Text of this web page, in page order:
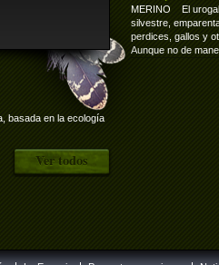
basada en la ecología
Ver todos
MERINO El
silvestre,
perdices, gallos y
Aunque no de